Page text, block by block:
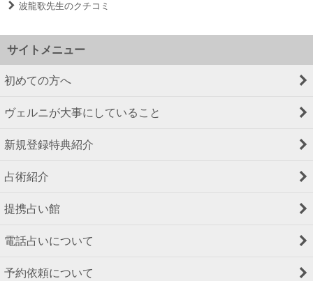
波龍歌先生のクチコミ
サイトメニュー
初めての方へ
ヴェルニが大事にしていること
新規登録特典紹介
占術紹介
提携占い館
電話占いについて
予約依頼について